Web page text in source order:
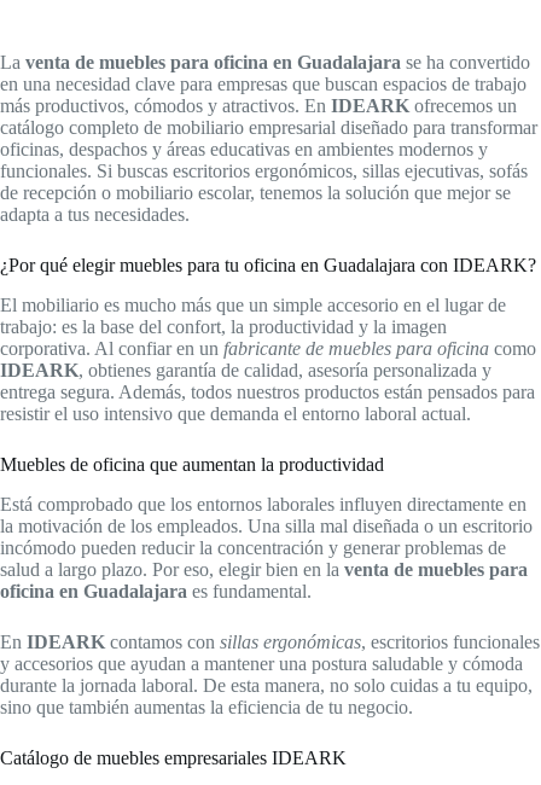
La venta de muebles para oficina en Guadalajara se ha convertido
en una necesidad clave para empresas que buscan espacios de trabajo
más productivos, cómodos y atractivos. En IDEARK ofrecemos un
catálogo completo de mobiliario empresarial diseñado para transformar
oficinas, despachos y áreas educativas en ambientes modernos y
funcionales. Si buscas escritorios ergonómicos, sillas ejecutivas, sofás
de recepción o mobiliario escolar, tenemos la solución que mejor se
adapta a tus necesidades.
¿Por qué elegir muebles para tu oficina en Guadalajara con IDEARK?
El mobiliario es mucho más que un simple accesorio en el lugar de
trabajo: es la base del confort, la productividad y la imagen
corporativa. Al confiar en un fabricante de muebles para oficina como
IDEARK, obtienes garantía de calidad, asesoría personalizada y
entrega segura. Además, todos nuestros productos están pensados para
resistir el uso intensivo que demanda el entorno laboral actual.
Muebles de oficina que aumentan la productividad
Está comprobado que los entornos laborales influyen directamente en
la motivación de los empleados. Una silla mal diseñada o un escritorio
incómodo pueden reducir la concentración y generar problemas de
salud a largo plazo. Por eso, elegir bien en la venta de muebles para
oficina en Guadalajara es fundamental.
En IDEARK contamos con sillas ergonómicas, escritorios funcionales
y accesorios que ayudan a mantener una postura saludable y cómoda
durante la jornada laboral. De esta manera, no solo cuidas a tu equipo,
sino que también aumentas la eficiencia de tu negocio.
Catálogo de muebles empresariales IDEARK